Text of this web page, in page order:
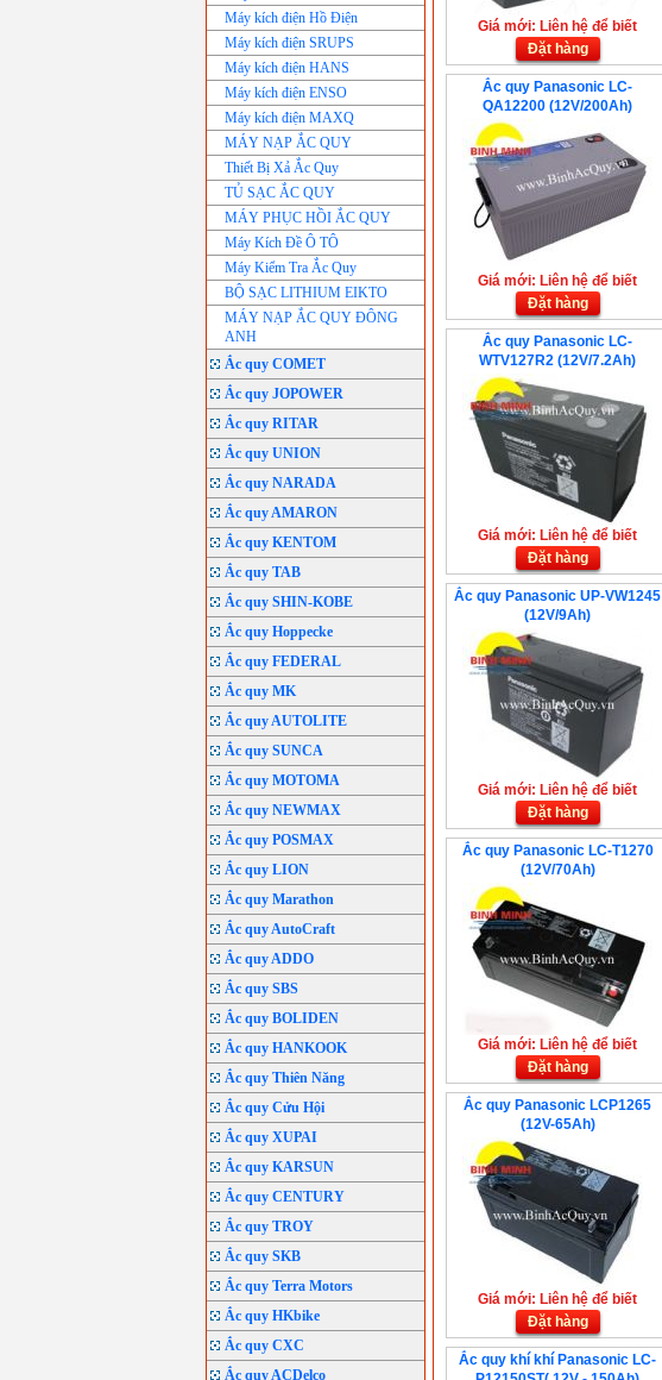
Máy kích điện Hồ Điện
Máy kích điện SRUPS
Máy kích điện HANS
Máy kích điện ENSO
Máy kích điện MAXQ
MÁY NẠP ẮC QUY
Thiết Bị Xả Ắc Quy
TỦ SẠC ẮC QUY
MÁY PHỤC HỒI ẮC QUY
Máy Kích Đề Ô TÔ
Máy Kiểm Tra Ắc Quy
BỘ SẠC LITHIUM EIKTO
MÁY NẠP ẮC QUY ĐÔNG
ANH
Ắc quy COMET
Ắc quy JOPOWER
Ắc quy RITAR
Ắc quy UNION
Ắc quy NARADA
Ắc quy AMARON
Ắc quy KENTOM
Ắc quy TAB
Ắc quy SHIN-KOBE
Ắc quy Hoppecke
Ắc quy FEDERAL
Ắc quy MK
Ắc quy AUTOLITE
Ắc quy SUNCA
Ắc quy MOTOMA
Ắc quy NEWMAX
Ắc quy POSMAX
Ắc quy LION
Ắc quy Marathon
Ắc quy AutoCraft
Ắc quy ADDO
Ắc quy SBS
Ắc quy BOLIDEN
Ắc quy HANKOOK
Ắc quy Thiên Năng
Ắc quy Cửu Hội
Ắc quy XUPAI
Ắc quy KARSUN
Ắc quy CENTURY
Ắc quy TROY
Ắc quy SKB
Ắc quy Terra Motors
Ắc quy HKbike
Ắc quy CXC
Ắc quy ACDelco
Giá mới: Liên hệ để biết
Đặt hàng
Ắc quy Panasonic LC-
QA12200 (12V/200Ah)
Giá mới: Liên hệ để biết
Đặt hàng
Ắc quy Panasonic LC-
WTV127R2 (12V/7.2Ah)
Giá mới: Liên hệ để biết
Đặt hàng
Ắc quy Panasonic UP-VW1245
(12V/9Ah)
Giá mới: Liên hệ để biết
Đặt hàng
Ắc quy Panasonic LC-T1270
(12V/70Ah)
Giá mới: Liên hệ để biết
Đặt hàng
Ắc quy Panasonic LCP1265
(12V-65Ah)
Giá mới: Liên hệ để biết
Đặt hàng
Ắc quy khí khí Panasonic LC-